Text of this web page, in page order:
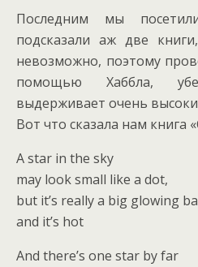
Последним мы
подсказали аж две
невозможно, поэтому
помощью Хаббла,
выдерживает очень
Вот что сказала нам книга
A star in the sky
may look small like a dot,
but it’s really a big glowing
and it’s hot
And there’s one star by far